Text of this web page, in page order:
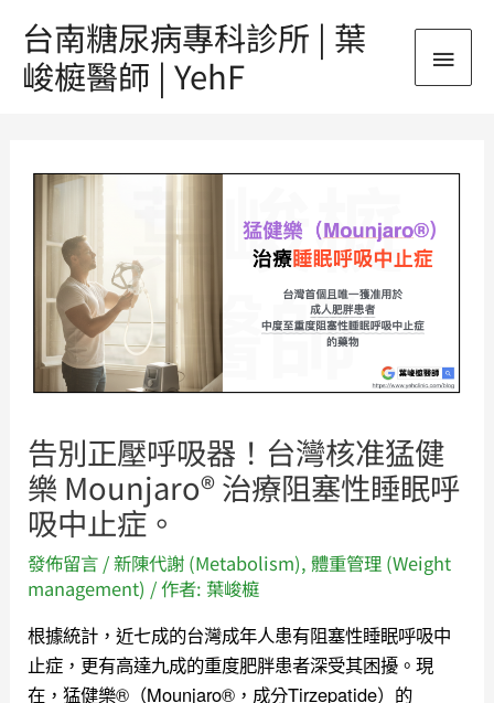
台南糖尿病專科診所 | 葉
峻榳醫師 | YehF
主
要
告別正壓呼吸器！台灣核准猛健
樂 Mounjaro® 治療阻塞性睡眠呼
吸中止症。
發佈留言 /新陳代謝 (Metabolism),體重管理 (Weight
management) / 作者: 葉峻榳
根據統計，近七成的台灣成年人患有阻塞性睡眠呼吸中
止症，更有高達九成的重度肥胖患者深受其困擾。現
在，猛健樂®（Mounjaro®，成分Tirzepatide）的